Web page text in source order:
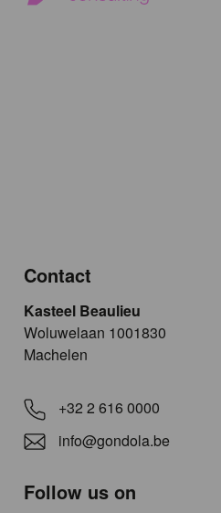
Contact
Kasteel Beaulieu
​​​Woluwelaan 1001830
Machelen
+32 2 616 0000
info@gondola.be
Follow us on